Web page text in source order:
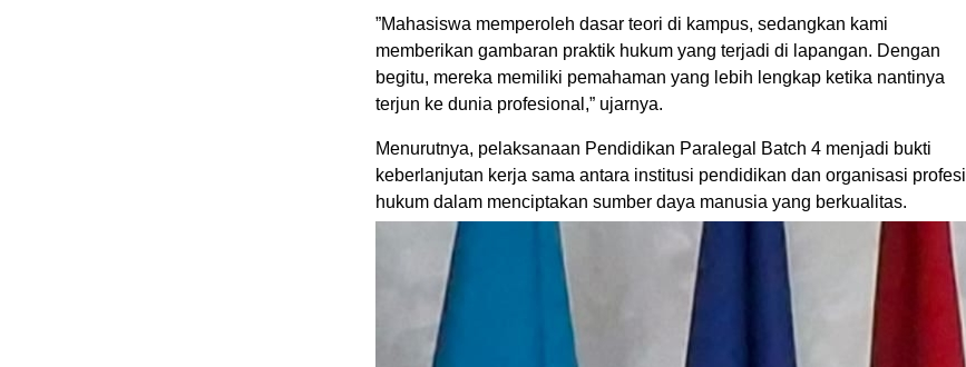
‎”Mahasiswa memperoleh dasar teori di kampus, sedangkan kami
memberikan gambaran praktik hukum yang terjadi di lapangan. Dengan
begitu, mereka memiliki pemahaman yang lebih lengkap ketika nantinya
terjun ke dunia profesional,” ujarnya.
‎Menurutnya, pelaksanaan Pendidikan Paralegal Batch 4 menjadi bukti
keberlanjutan kerja sama antara institusi pendidikan dan organisasi profesi
hukum dalam menciptakan sumber daya manusia yang berkualitas.